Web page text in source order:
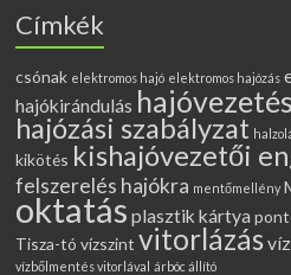
Címkék
csónak elektromos hajó elektromos hajózás
hajókirándulás
hajózási szabályzat
kikötés kishajóvezetői
felszerelés hajókra mentőmellény
oktatás plasztik kártya
Tisza-tó vízszint vitorlázás
vízbőlmentés vitorlával árbóc állító